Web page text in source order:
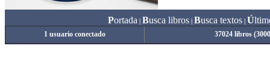
Portada Busca libros| Busca textos| Ú
1 usuario conectado 37024 libros